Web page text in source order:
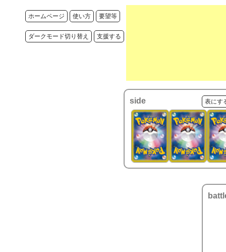
ホームページ 使い方 要望等
ダークモード切り替え 支援する
side 表にす